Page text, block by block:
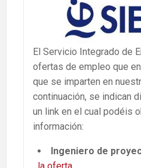
El Servicio Integrado de
ofertas de empleo que
que se imparten en
continuación, se indican
un link en el cual podéis
información:
Ingeniero de